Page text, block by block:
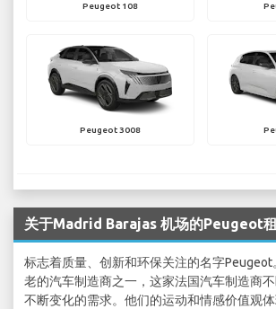
Peugeot 108
Peugeot 3008
关于Madrid Barajas 机场的Peugeot
标志着质量、创新和环保关注的名字
老的汽车制造商之一，这家法国汽车制造商
不断变化的需求。他们的运动和情感价值观